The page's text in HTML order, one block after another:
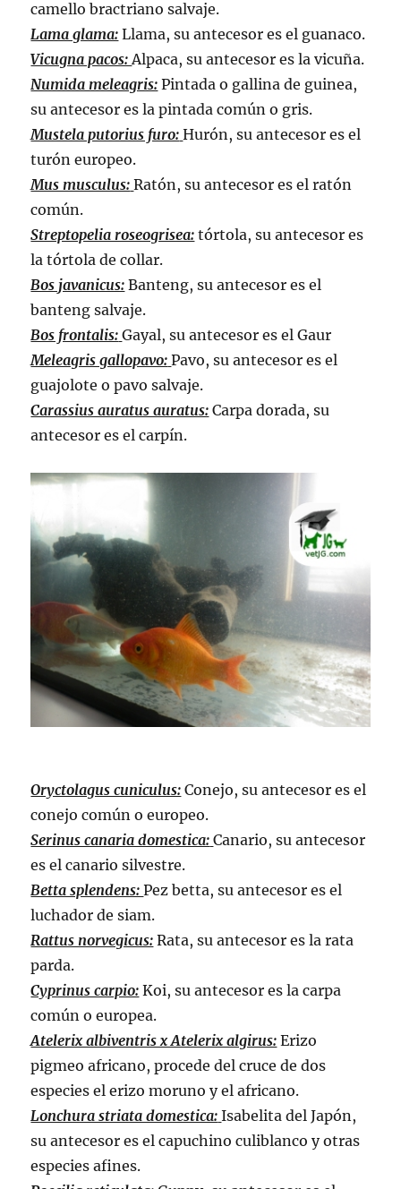
camello bractriano salvaje.
Lama glama: Llama, su antecesor es el guanaco.
Vicugna pacos: Alpaca, su antecesor es la vicuña.
Numida meleagris: Pintada o gallina de guinea,
su antecesor es la pintada común o gris.
Mustela putorius furo: Hurón, su antecesor es el
turón europeo.
Mus musculus: Ratón, su antecesor es el ratón
común.
Streptopelia roseogrisea: tórtola, su antecesor es
la tórtola de collar.
Bos javanicus: Banteng, su antecesor es el
banteng salvaje.
Bos frontalis: Gayal, su antecesor es el Gaur
Meleagris gallopavo: Pavo, su antecesor es el
guajolote o pavo salvaje.
Carassius auratus auratus: Carpa dorada, su
antecesor es el carpín.
Oryctolagus cuniculus: Conejo, su antecesor es el
conejo común o europeo.
Serinus canaria domestica: Canario, su antecesor
es el canario silvestre.
Betta splendens:Pez betta, su antecesor es el
luchador de siam.
Rattus norvegicus: Rata, su antecesor es la rata
parda.
Cyprinus carpio: Koi, su antecesor es la carpa
común o europea.
Atelerix albiventris x Atelerix algirus: Erizo
pigmeo africano, procede del cruce de dos
especies el erizo moruno y el africano.
Lonchura striata domestica: Isabelita del Japón,
su antecesor es el capuchino culiblanco y otras
especies afines.